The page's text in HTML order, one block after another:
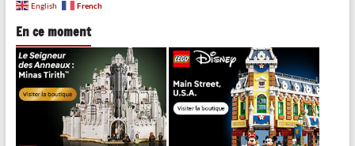
English French
En ce moment